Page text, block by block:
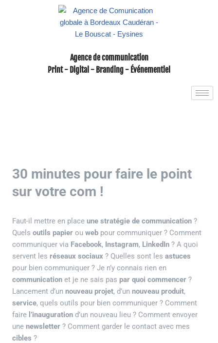
Agence de communication
Print - Digital - Branding - Événementiel
30 minutes pour faire le point
sur votre com !
Faut-il mettre en place une stratégie de communication ?
Quels outils papier ou web pour communiquer ? Comment
communiquer via Facebook, Instagram, LinkedIn ? A quoi
servent les réseaux sociaux ? Quelles sont les astuces
pour bien communiquer ? Je n’y connais rien en
communication et je ne sais pas par quoi commencer ?
Lancement d’un nouveau projet, d’un nouveau produit,
service, quels outils pour bien communiquer ? Comment
faire l’inauguration d’un nouveau lieu ? Comment envoyer
une newsletter ? Comment garder le contact avec mes
cibles ?